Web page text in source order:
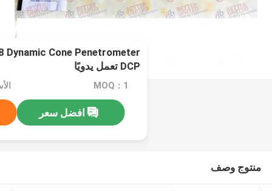
DCP تعمل يدويًا
MOQ：1
افضل سعر
منتوج وصف